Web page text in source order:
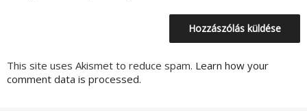
This site uses Akismet to reduce spam. Learn how your
comment data is processed.